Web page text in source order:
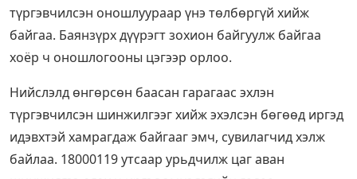
түргэвчилсэн оношлуураар үнэ төлбөргүй хийж
байгаа. Баянзүрх дүүрэгт зохион байгуулж байгаа
хоёр ч оношлогооны цэгээр орлоо.
Нийслэлд өнгөрсөн баасан гарагаас эхлэн
түргэвчилсэн шинжилгээг хийж эхэлсэн бөгөөд иргэд
идэвхтэй хамрагдаж байгааг эмч, сувилагчид хэлж
байлаа. 18000119 утсаар урьдчилж цаг аван